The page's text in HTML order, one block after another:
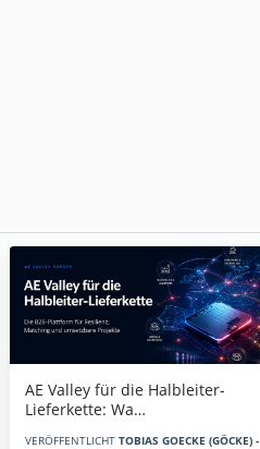
AE Valley für die Halbleiter-
Lieferkette: Wa…
VERÖFFENTLICHT TOBIAS GOECKE (GÖCKE) -